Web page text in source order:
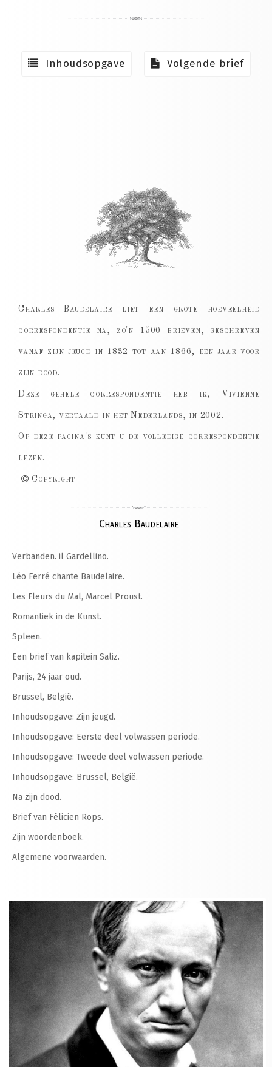
Inhoudsopgave Volgende brief
Charles Baudelaire liet een grote hoeveelheid
correspondentie na, zo'n 1500 brieven, geschreven
vanaf zijn jeugd in 1832 tot aan 1866, een jaar voor
zijn dood.
Deze gehele correspondentie heb ik, Vivienne
Stringa, vertaald in het Nederlands, in 2002.
Op deze pagina's kunt u de volledige correspondentie
lezen.
Copyright
Charles Baudelaire
Verbanden. il Gardellino.
Léo Ferré chante Baudelaire.
Les Fleurs du Mal, Marcel Proust.
Romantiek in de Kunst.
Spleen.
Een brief van kapitein Saliz.
Parijs, 24 jaar oud.
Brussel, België.
Inhoudsopgave: Zijn jeugd.
Inhoudsopgave: Eerste deel volwassen periode.
Inhoudsopgave: Tweede deel volwassen periode.
Inhoudsopgave: Brussel, België.
Na zijn dood.
Brief van Félicien Rops.
Zijn woordenboek.
Algemene voorwaarden.